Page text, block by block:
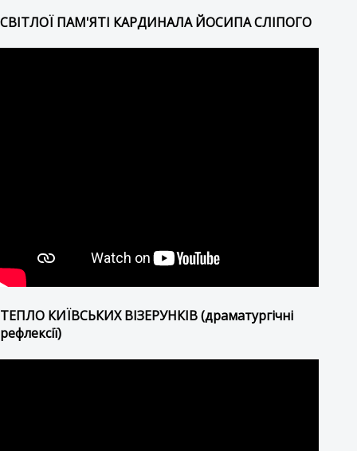
СВІТЛОЇ ПАМ'ЯТІ КАРДИНАЛА ЙОСИПА СЛІПОГО
ТЕПЛО КИЇВСЬКИХ ВІЗЕРУНКІВ (драматургічні
рефлексії)